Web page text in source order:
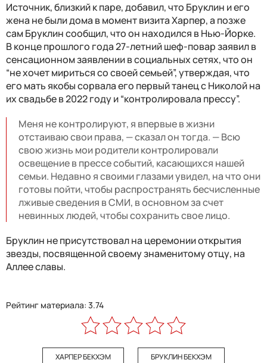
Источник, близкий к паре, добавил, что Бруклин и его
жена не были дома в момент визита Харпер, а позже
сам Бруклин сообщил, что он находился в Нью-Йорке.
В конце прошлого года 27-летний шеф-повар заявил в
сенсационном заявлении в социальных сетях, что он
“не хочет мириться со своей семьей”, утверждая, что
его мать якобы сорвала его первый танец с Николой на
их свадьбе в 2022 году и “контролировала прессу”.
Меня не контролируют, я впервые в жизни
отстаиваю свои права, — сказал он тогда. — Всю
свою жизнь мои родители контролировали
освещение в прессе событий, касающихся нашей
семьи. Недавно я своими глазами увидел, на что они
готовы пойти, чтобы распространять бесчисленные
лживые сведения в СМИ, в основном за счет
невинных людей, чтобы сохранить свое лицо.
Бруклин не присутствовал на церемонии открытия
звезды, посвященной своему знаменитому отцу, на
Аллее славы.
Рейтинг материала: 3.74
ХАРПЕР БЕКХЭМ БРУКЛИН БЕКХЭМ